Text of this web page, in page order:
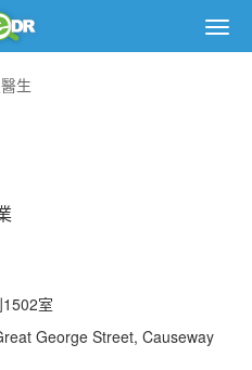
生
室
George Street, Causeway